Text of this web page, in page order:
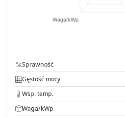
Sprawność
Gęstość mocy
Wsp. temp.
Waga/kWp